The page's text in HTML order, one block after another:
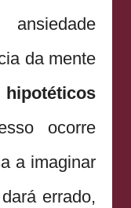
da mente
ocorre
a imaginar
errado,